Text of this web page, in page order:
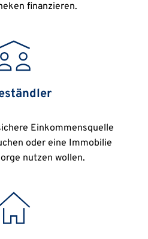
finanzieren.
oder eine Immobilie
nutzen wollen.